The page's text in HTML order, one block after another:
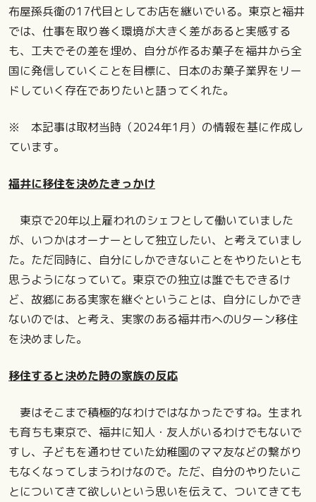
布屋孫兵衛の17代目としてお店を継いでいる。東京と福井
では、仕事を取り巻く環境が大きく差があると実感する
も、工夫でその差を埋め、自分が作るお菓子を福井から全
国に発信していくことを目標に、日本のお菓子業界をリー
ドしていく存在でありたいと語ってくれた。
※ 本記事は取材当時（2024年1月）の情報を基に作成し
ています。
福井に移住を決めたきっかけ
東京で20年以上雇われのシェフとして働いていました
が、いつかはオーナーとして独立したい、と考えていまし
た。ただ同時に、自分にしかできないことをやりたいとも
思うようになっていて。東京での独立は誰でもできるけ
ど、故郷にある実家を継ぐということは、自分にしかでき
ないのでは、と考え、実家のある福井市へのUターン移住
を決めました。
移住すると決めた時の家族の反応
妻はそこまで積極的なわけではなかったですね。生まれ
も育ちも東京で、福井に知人・友人がいるわけでもないで
すし、子どもを通わせていた幼稚園のママ友などの繋がり
もなくなってしまうわけなので。ただ、自分のやりたいこ
とについてきて欲しいという思いを伝えて、ついてきても